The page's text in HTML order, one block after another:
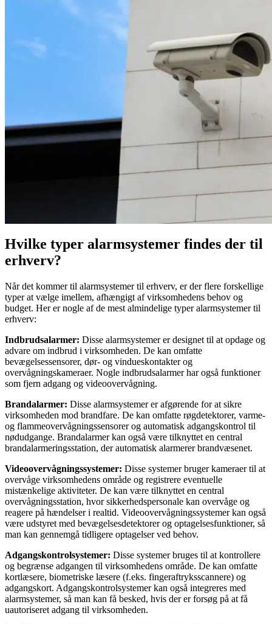
Hvilke typer alarmsystemer findes der til
erhverv?
Når det kommer til alarmsystemer til erhverv, er der flere forskellige
typer at vælge imellem, afhængigt af virksomhedens behov og
budget. Her er nogle af de mest almindelige typer alarmsystemer til
erhverv:
Indbrudsalarmer: Disse alarmsystemer er designet til at opdage og
advare om indbrud i virksomheden. De kan omfatte
bevægelsessensorer, dør- og vindueskontakter og
overvågningskameraer. Nogle indbrudsalarmer har også funktioner
som fjern adgang og videoovervågning.
Brandalarmer: Disse alarmsystemer er afgørende for at sikre
virksomheden mod brandfare. De kan omfatte røgdetektorer, varme-
og flammeovervågningssensorer og automatisk adgangskontrol til
nødudgange. Brandalarmer kan også være tilknyttet en central
brandalarmeringsstation, der automatisk alarmerer brandvæsenet.
Videoovervågningssystemer: Disse systemer bruger kameraer til at
overvåge virksomhedens område og registrere eventuelle
mistænkelige aktiviteter. De kan være tilknyttet en central
overvågningsstation, hvor sikkerhedspersonale kan overvåge og
reagere på hændelser i realtid. Videoovervågningssystemer kan også
være udstyret med bevægelsesdetektorer og optagelsesfunktioner, så
man kan gennemgå tidligere optagelser ved behov.
Adgangskontrolsystemer: Disse systemer bruges til at kontrollere
og begrænse adgangen til virksomhedens område. De kan omfatte
kortlæsere, biometriske læsere (f.eks. fingeraftryksscannere) og
adgangskort. Adgangskontrolsystemer kan også integreres med
alarmsystemer, så man kan få besked, hvis der er forsøg på at få
uautoriseret adgang til virksomheden.